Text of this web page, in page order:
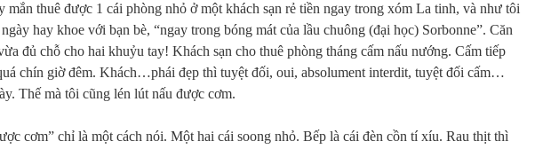
mắn thuê được 1 cái phòng nhỏ ở một khách sạn rẻ tiền ngay trong xóm La tinh, và như tôi
hay khoe với bạn bè, “ngay trong bóng mát của lầu chuông (đại học) Sorbonne”. Căn
đủ chỗ cho hai khuỷu tay! Khách sạn cho thuê phòng tháng cấm nấu nướng. Cấm tiếp
chín giờ đêm. Khách…phái đẹp thì tuyệt đối, oui, absolument interdit, tuyệt đối cấm…
Thế mà tôi cũng lén lút nấu được cơm.
cơm” chỉ là một cách nói. Một hai cái soong nhỏ. Bếp là cái đèn cồn tí xíu. Rau thịt thì